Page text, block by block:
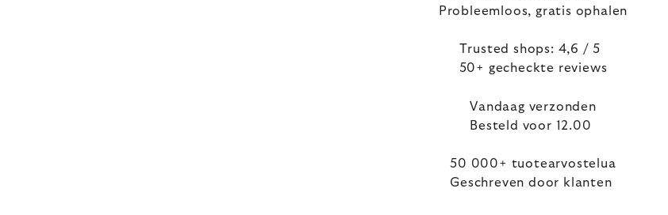
Probleemloos, gratis ophalen
Trusted shops: 4,6 / 5
50+ gecheckte reviews
Vandaag verzonden
Besteld voor 12.00
50 000+ tuotearvostelua
Geschreven door klanten